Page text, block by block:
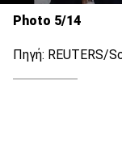
Photo 5/14
Πηγή: REUTERS/